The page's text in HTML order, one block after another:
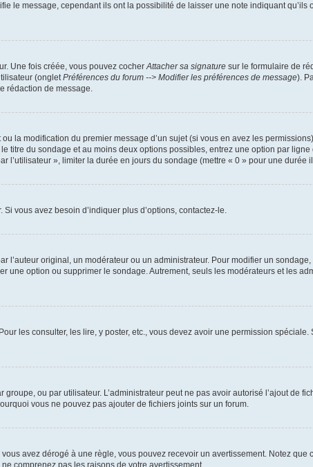
le message, cependant ils ont la possibilité de laisser une note indiquant
Une fois créée, vous pouvez cocherAttacher sa signature sur le formulaire de
(ongletPréférences du forum --> Modifier les préférences de message).
rédaction de message.
la modification du premier message d’un sujet (si vous en avez les
titre du sondage et au moins deux options possibles, entrez une option par
l’utilisateur », limiter la durée en jours du sondage (mettre « 0 » pour une
vous avez besoin d’indiquer plus d’options, contactez-le.
l’auteur original, un modérateur ou un administrateur. Pour modifier un
une option ou supprimer le sondage. Autrement, seuls les modérateurs et les
les consulter, les lire, y poster, etc., vous devez avoir une permission
ou par utilisateur. L’administrateur peut ne pas avoir autorisé l’ajout de
vous ne pouvez pas ajouter de fichiers joints sur un forum.
avez dérogé à une règle, vous pouvez recevoir un avertissement. Notez que
comprenez pas les raisons de votre avertissement.